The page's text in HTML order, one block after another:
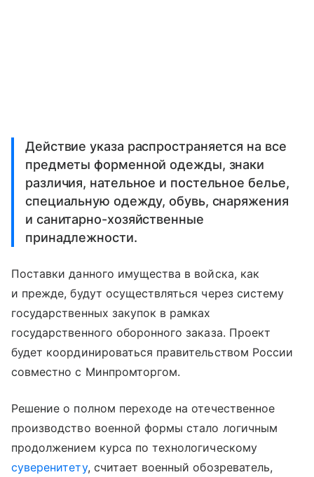
Действие указа распространяется на все
предметы форменной одежды, знаки
различия, нательное и постельное белье,
специальную одежду, обувь, снаряжения
и санитарно-хозяйственные
принадлежности.
Поставки данного имущества в войска, как
и прежде, будут осуществляться через систему
государственных закупок в рамках
государственного оборонного заказа. Проект
будет координироваться правительством России
совместно с Минпромторгом.
Решение о полном переходе на отечественное
производство военной формы стало логичным
продолжением курса по технологическому
суверенитету, считает военный обозреватель,